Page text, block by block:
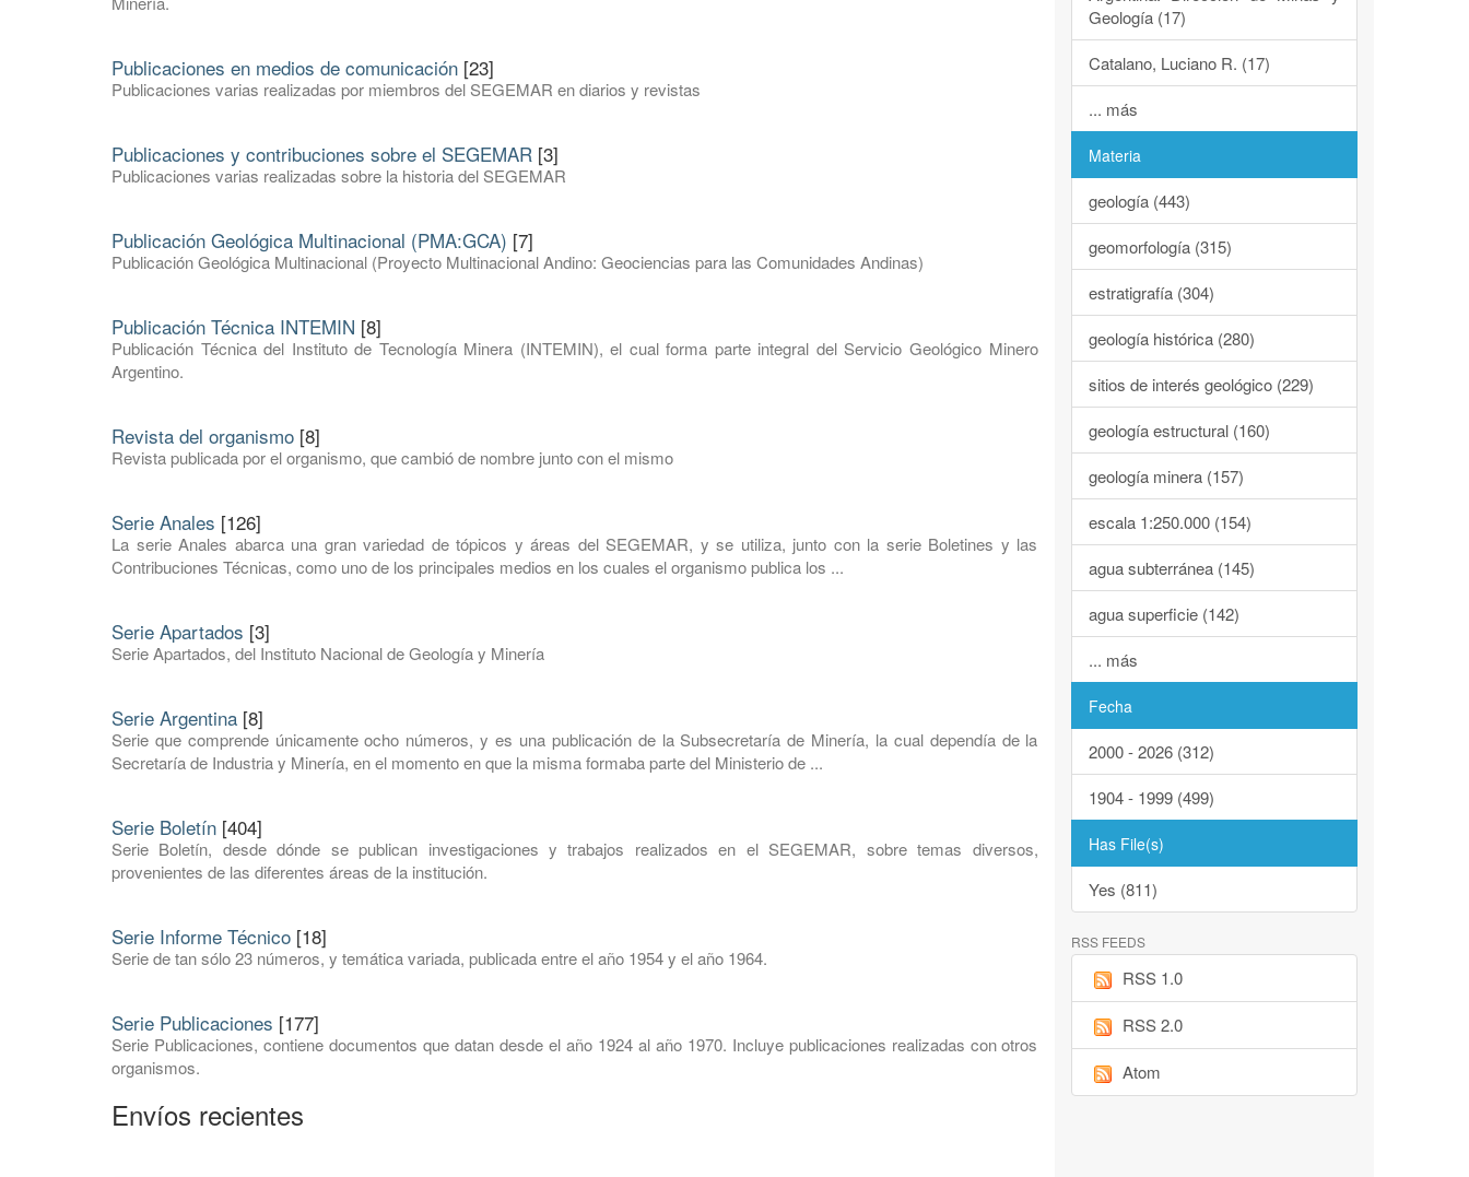
Publicaciones en medios de comunicación [23]
Publicaciones varias realizadas por miembros del SEGEMAR en diarios y revistas
Publicaciones y contribuciones sobre el SEGEMAR [3]
Publicaciones varias realizadas sobre la historia del SEGEMAR
Publicación Geológica Multinacional (PMA:GCA) [7]
Publicación Geológica Multinacional (Proyecto Multinacional Andino: Geociencias para las Comunidades Andinas)
Publicación Técnica INTEMIN [8]
Publicación Técnica del Instituto de Tecnología Minera (INTEMIN), el cual forma parte integral del Servicio Geológico Minero
Argentino.
Revista del organismo [8]
Revista publicada por el organismo, que cambió de nombre junto con el mismo
Serie Anales [126]
La serie Anales abarca una gran variedad de tópicos y áreas del SEGEMAR, y se utiliza, junto con la serie Boletines y las
Contribuciones Técnicas, como uno de los principales medios en los cuales el organismo publica los ...
Serie Apartados [3]
Serie Apartados, del Instituto Nacional de Geología y Minería
Serie Argentina [8]
Serie que comprende únicamente ocho números, y es una publicación de la Subsecretaría de Minería, la cual dependía de la
Secretaría de Industria y Minería, en el momento en que la misma formaba parte del Ministerio de ...
Serie Boletín [404]
Serie Boletín, desde dónde se publican investigaciones y trabajos realizados en el SEGEMAR, sobre temas diversos,
provenientes de las diferentes áreas de la institución.
Serie Informe Técnico [18]
Serie de tan sólo 23 números, y temática variada, publicada entre el año 1954 y el año 1964.
Serie Publicaciones [177]
Serie Publicaciones, contiene documentos que datan desde el año 1924 al año 1970. Incluye publicaciones realizadas con otros
organismos.
Envíos recientes
Geología (17)
Catalano, Luciano R. (17)
... más
Materia
geología (443)
geomorfología (315)
estratigrafía (304)
geología histórica (280)
sitios de interés geológico (229)
geología estructural (160)
geología minera (157)
escala 1:250.000 (154)
agua subterránea (145)
agua superficie (142)
... más
Fecha
2000 - 2026 (312)
1904 - 1999 (499)
Has File(s)
Yes (811)
RSS FEEDS
RSS 1.0
RSS 2.0
Atom